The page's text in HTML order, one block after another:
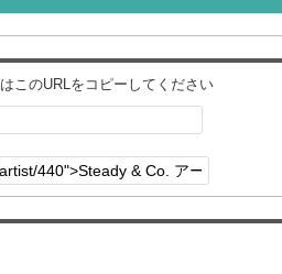
このURLをコピーしてください